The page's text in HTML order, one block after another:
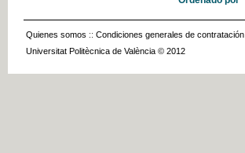
Quienes somos :: Condiciones generales de contratación
Universitat Politècnica de València © 2012